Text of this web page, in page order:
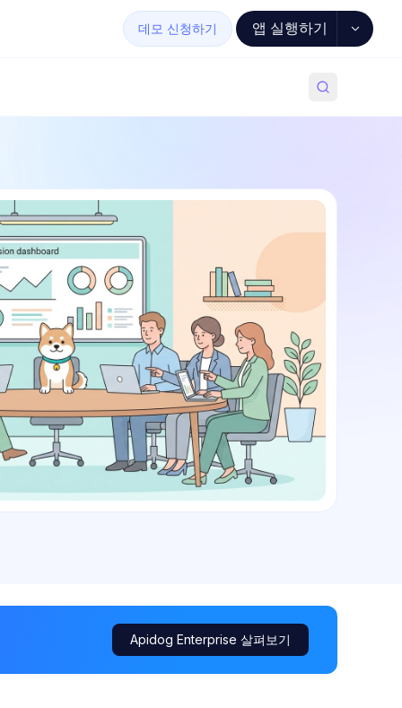
데모 신청하기 앱 실행하기
Apidog Enterprise 살펴보기